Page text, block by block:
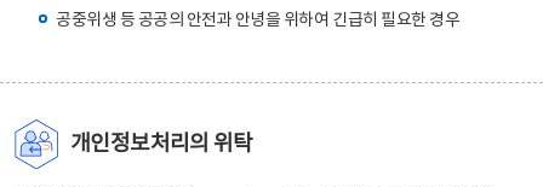
공중위생 등 공공의 안전과 안녕을 위하여 긴급히 필요한 경우
개인정보처리의 위탁